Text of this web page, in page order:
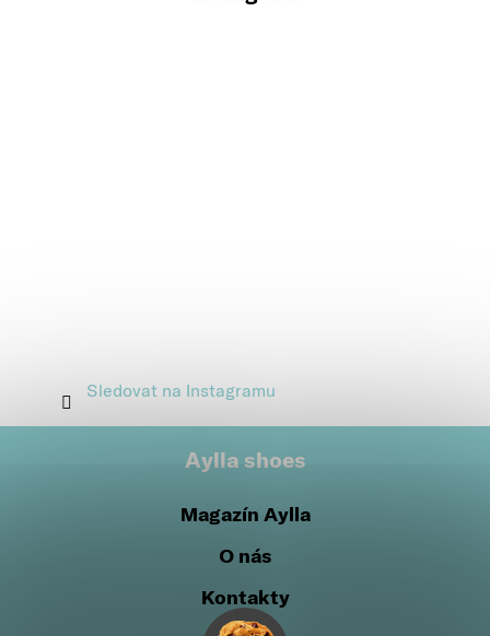
Sledovat na Instagramu
Aylla shoes
Magazín Aylla
O nás
Kontakty